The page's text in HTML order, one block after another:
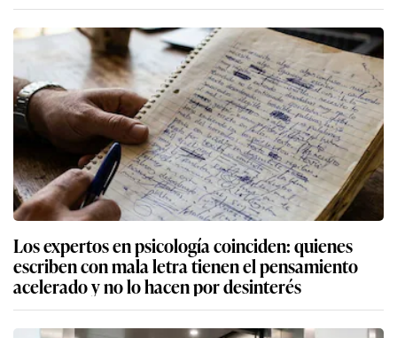
Los expertos en psicología coinciden: quienes
escriben con mala letra tienen el pensamiento
acelerado y no lo hacen por desinterés